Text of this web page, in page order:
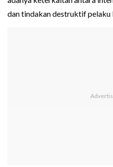
dan tindakan destruktif pelaku